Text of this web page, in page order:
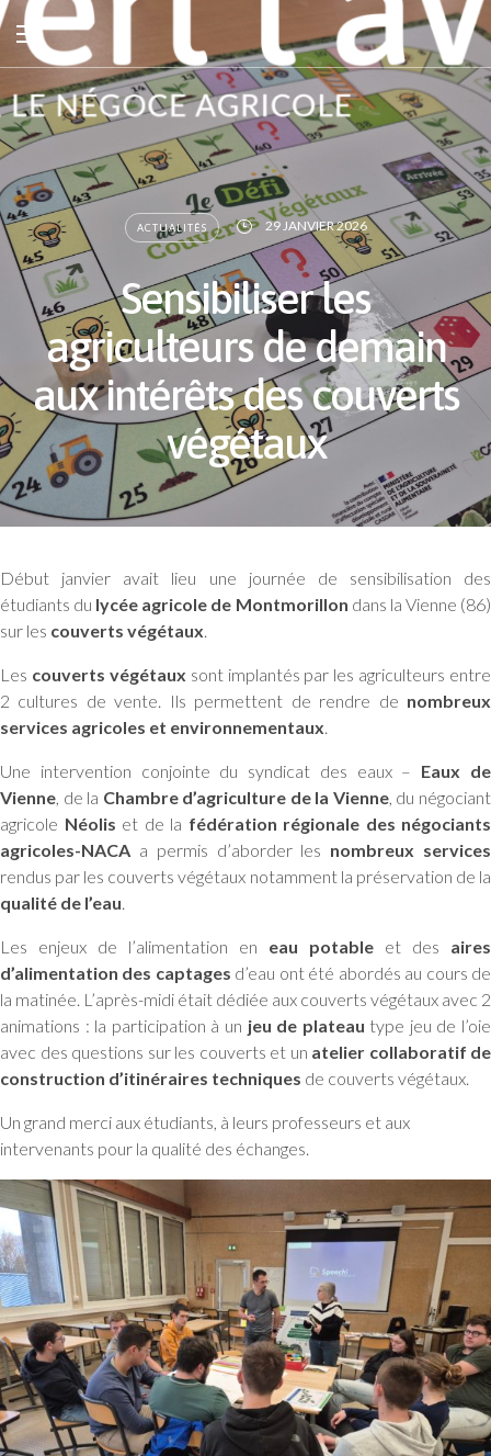
ACTUALITÉS 29 JANVIER 2026
Sensibiliser les
agriculteurs de demain
aux intérêts des couverts
végétaux
Début janvier avait lieu une journée de sensibilisation des
étudiants du lycée agricole de Montmorillon dans la Vienne (86)
sur les couverts végétaux.
Les couverts végétaux sont implantés par les agriculteurs entre
2 cultures de vente. Ils permettent de rendre de nombreux
services agricoles et environnementaux.
Une intervention conjointe du syndicat des eaux – Eaux de
Vienne, de la Chambre d’agriculture de la Vienne, du négociant
agricole Néolis et de la fédération régionale des négociants
agricoles-NACA a permis d’aborder les nombreux services
rendus par les couverts végétaux notamment la préservation de la
qualité de l’eau.
Les enjeux de l’alimentation en eau potable et des aires
d’alimentation des captages d’eau ont été abordés au cours de
la matinée. L’après-midi était dédiée aux couverts végétaux avec 2
animations : la participation à un jeu de plateau type jeu de l’oie
avec des questions sur les couverts et un atelier collaboratif de
construction d’itinéraires techniques de couverts végétaux.
Un grand merci aux étudiants, à leurs professeurs et aux
intervenants pour la qualité des échanges.